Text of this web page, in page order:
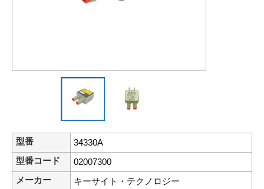
型番
34330A
型番コード
02007300
メーカー
キーサイト・テクノロジー